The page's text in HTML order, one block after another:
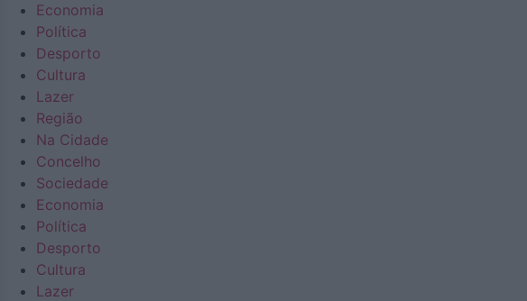
Economia
Política
Desporto
Cultura
Lazer
Região
Na Cidade
Concelho
Sociedade
Economia
Política
Desporto
Cultura
Lazer